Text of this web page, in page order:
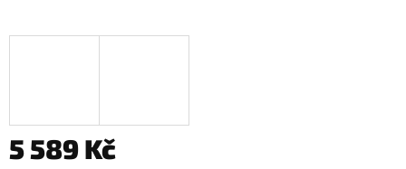
5 589 Kč